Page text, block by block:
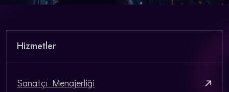
Hizmetler
Sanatçı Menajerliği